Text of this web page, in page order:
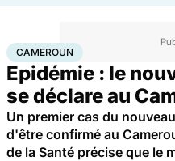
AccueilSanté Maladies Maladies
CAMEROUN
Epidémie : le
se déclare au
Un premier cas du
d'être confirmé au
de la Santé précise que le